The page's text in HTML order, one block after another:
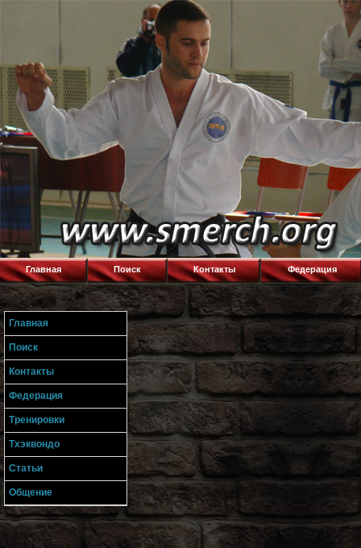
Главная Поиск Контакты Федерация
Главная
Поиск
Контакты
Федерация
Тренировки
Тхэквондо
Статьи
Общение